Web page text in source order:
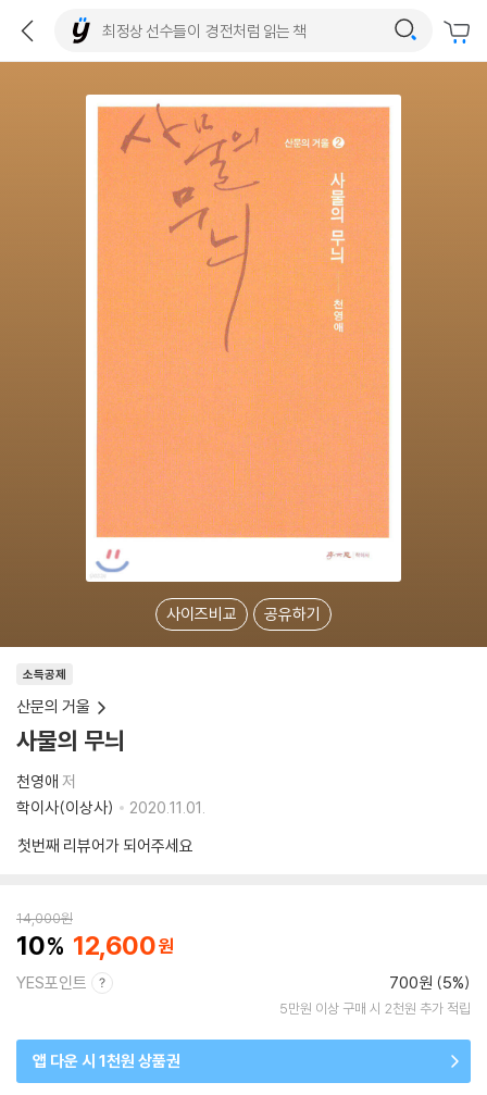
사이즈비교 공유하기
소득공제
산문의 거울
사물의 무늬
천영애 저
학이사(이상사)
2020.11.01.
첫번째 리뷰어가 되어주세요
14,000원
10 12,600
YES포인트 700원 (5%)
5만원 이상 구매 시 2천원 추가 적립
앱 다운 시 1천원 상품권